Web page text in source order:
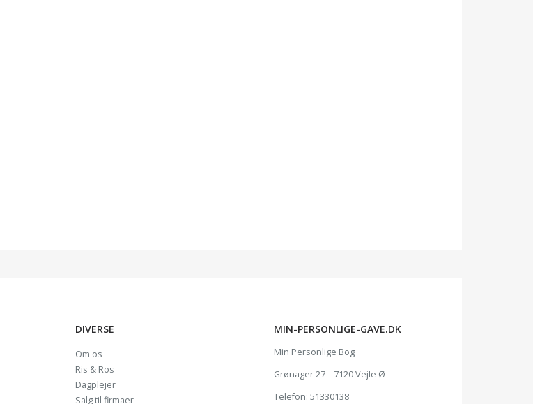
DIVERSE
Om os
Ris & Ros
Dagplejer
Salg til firmaer
MIN-PERSONLIGE-GAVE.DK
Min Personlige Bog
Grønager 27 – 7120 Vejle Ø
Telefon: 51330138